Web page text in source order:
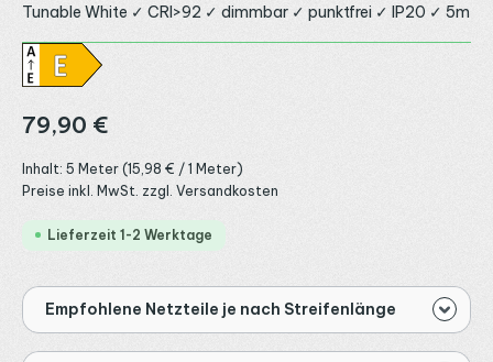
Tunable White ✓ CRI>92 ✓ dimmbar ✓ punktfrei ✓ IP20 ✓ 5m
Regulärer Preis:
79,90 €
Inhalt: 5 Meter (15,98 € / 1 Meter)
Preise inkl. MwSt. zzgl. Versandkosten
Lieferzeit 1-2 Werktage
Empfohlene Netzteile je nach Streifenlänge